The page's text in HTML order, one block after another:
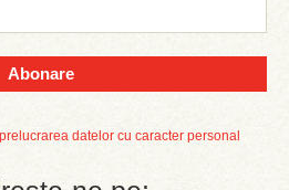
Abonare
datelor cu caracter personal